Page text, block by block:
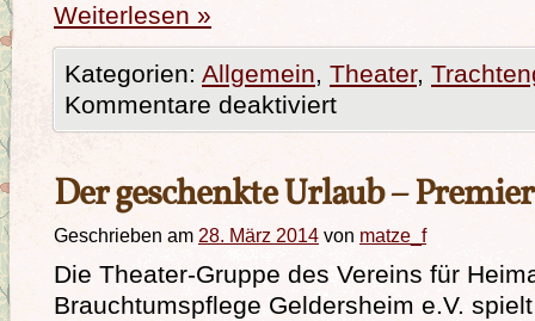
Weiterlesen »
Kategorien: Allgemein, Theater,
Kommentare deaktiviert
Der geschenkte Urlaub –
Geschrieben am 28. März 2014 von matze_f
Die Theater-Gruppe des Vereins für
Brauchtumspflege Geldersheim e.V.